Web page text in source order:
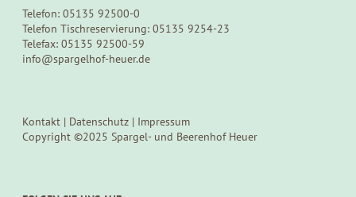
Telefon: 05135 92500-0
Telefon Tischreservierung: 05135 9254-23
Telefax: 05135 92500-59
info@spargelhof-heuer.de
Kontakt | Datenschutz | Impressum
Copyright ©2025 Spargel- und Beerenhof Heuer